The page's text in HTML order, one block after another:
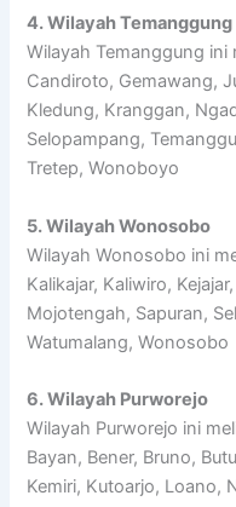
4. Wilayah Temanggung
Wilayah Temanggung ini
Candiroto, Gemawang,
Kledung, Kranggan,
Selopampang,
Tretep, Wonoboyo
5. Wilayah Wonosobo
Wilayah Wonosobo ini
Kalikajar, Kaliwiro,
Mojotengah, Sapuran,
Watumalang, Wonosobo
6. Wilayah Purworejo
Wilayah Purworejo ini
Bayan, Bener, Bruno,
Kemiri, Kutoarjo, Loano,